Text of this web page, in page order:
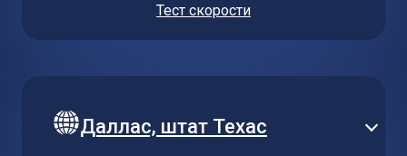
Тест скорости
Даллас, штат Техас